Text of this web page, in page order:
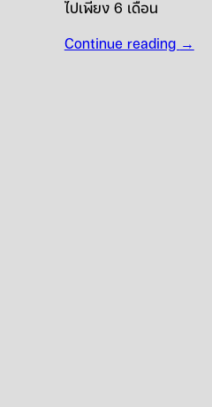
ไปเพียง 6 เดือน
Continue reading →